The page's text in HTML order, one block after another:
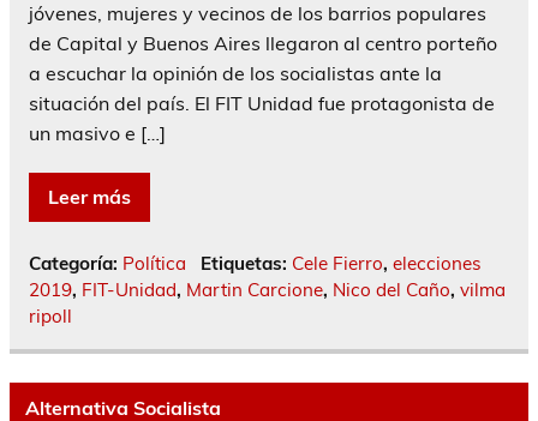
jóvenes, mujeres y vecinos de los barrios populares
de Capital y Buenos Aires llegaron al centro porteño
a escuchar la opinión de los socialistas ante la
situación del país. El FIT Unidad fue protagonista de
un masivo e […]
Leer más
Categoría: Política Etiquetas: Cele Fierro, elecciones
2019, FIT-Unidad, Martin Carcione, Nico del Caño, vilma
ripoll
Alternativa Socialista